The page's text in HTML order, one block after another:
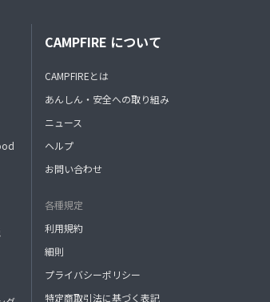
CAMPFIRE について
CAMPFIREとは
あんしん・安全への取り組み
ニュース
ヘルプ
お問い合わせ
各種規定
利用規約
細則
プライバシーポリシー
特定商取引法に基づく表記